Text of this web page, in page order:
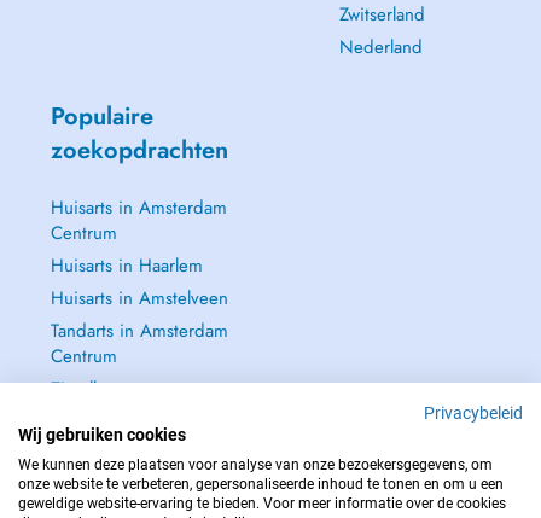
Zwitserland
Nederland
Populaire
zoekopdrachten
Huisarts in Amsterdam
Centrum
Huisarts in Haarlem
Huisarts in Amstelveen
Tandarts in Amsterdam
Centrum
Zie alle →
Privacybeleid
Wij gebruiken cookies
We kunnen deze plaatsen voor analyse van onze bezoekersgegevens, om
onze website te verbeteren, gepersonaliseerde inhoud te tonen en om u een
geweldige website-ervaring te bieden. Voor meer informatie over de cookies